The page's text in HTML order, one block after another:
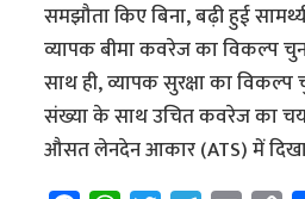
समझौता किए बिना, बढ़ी हुई
व्यापक बीमा कवरेज का विकल्प
साथ ही, व्यापक सुरक्षा का
संख्या के साथ उचित कवरेज का
औसत लेनदेन आकार (ATS) में